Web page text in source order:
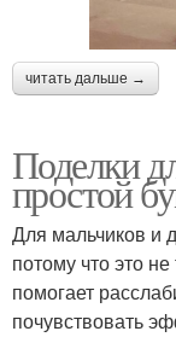
читать дальше →
Поделки
простой
Для мальчиков и
потому что это
помогает
почувствовать